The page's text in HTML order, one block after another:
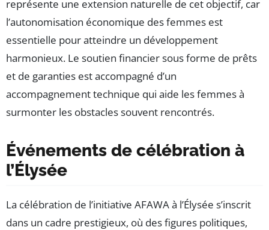
représente une extension naturelle de cet objectif, car
l’autonomisation économique des femmes est
essentielle pour atteindre un développement
harmonieux. Le soutien financier sous forme de prêts
et de garanties est accompagné d’un
accompagnement technique qui aide les femmes à
surmonter les obstacles souvent rencontrés.
Événements de célébration à
l’Élysée
La célébration de l’initiative AFAWA à l’Élysée s’inscrit
dans un cadre prestigieux, où des figures politiques,